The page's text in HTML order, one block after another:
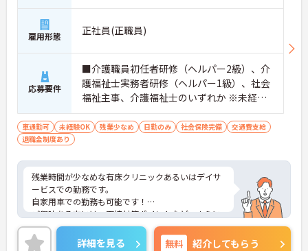
雇用形態 正社員(正職員)
応募要件
■介護職員初任者研修（ヘルパー2級）、介
護福祉士実務者研修（ヘルパー1級）、社会
福祉主事、介護福祉士のいずれか ※未経験
相談可
車通勤可 未経験OK 残業少なめ 日勤のみ 社会保険完備
交通費支給
退職金制度あり
残業時間が少なめな有床クリニックあるいはデイサ
ービスでの勤務です。
自家用車での勤務も可能です！
ご興味ある方には、面接対策ポイントなど、さらに
詳細をお話しいたしますのでお気軽にご相談くださ
い！
詳細を見る 無料 紹介してもらう